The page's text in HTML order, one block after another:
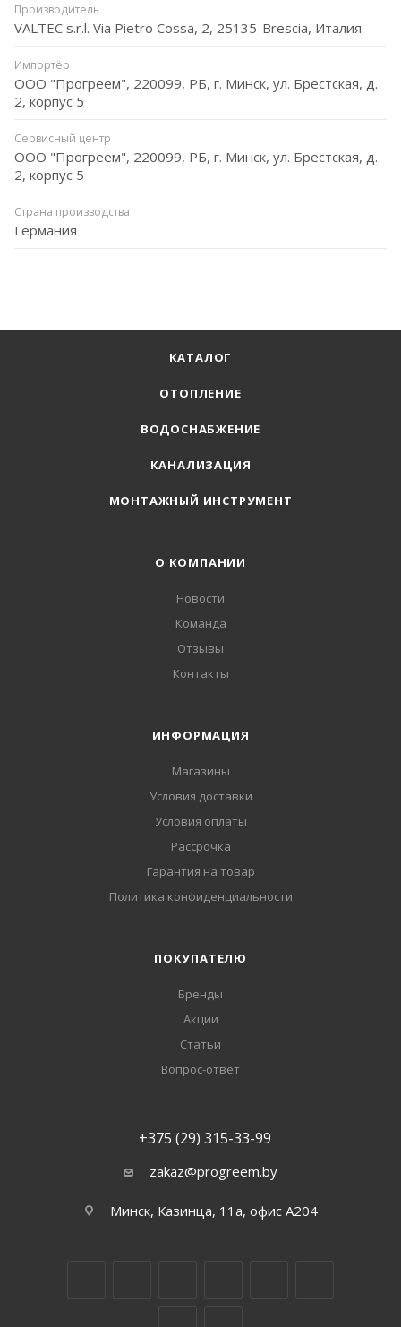
Производитель
VALTEC s.r.l. Via Pietro Cossa, 2, 25135-Brescia, Италия
Импортёр
ООО "Прогреем", 220099, РБ, г. Минск, ул. Брестская, д.
2, корпус 5
Сервисный центр
ООО "Прогреем", 220099, РБ, г. Минск, ул. Брестская, д.
2, корпус 5
Страна производства
Германия
КАТАЛОГ
ОТОПЛЕНИЕ
ВОДОСНАБЖЕНИЕ
КАНАЛИЗАЦИЯ
МОНТАЖНЫЙ ИНСТРУМЕНТ
О КОМПАНИИ
Новости
Команда
Отзывы
Контакты
ИНФОРМАЦИЯ
Магазины
Условия доставки
Условия оплаты
Рассрочка
Гарантия на товар
Политика конфиденциальности
ПОКУПАТЕЛЮ
Бренды
Акции
Статьи
Вопрос-ответ
+375 (29) 315-33-99
zakaz@progreem.by
Минск, Казинца, 11а, офис А204